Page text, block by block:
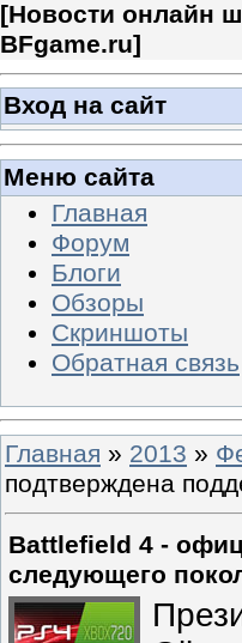
[Новости онлайн
BFgame.ru]
Вход на сайт
Меню сайта
Главная
Форум
Блоги
Обзоры
Скриншоты
Обратная связь
Главная » 2013 »
подтверждена
Battlefield 4 -
следующего